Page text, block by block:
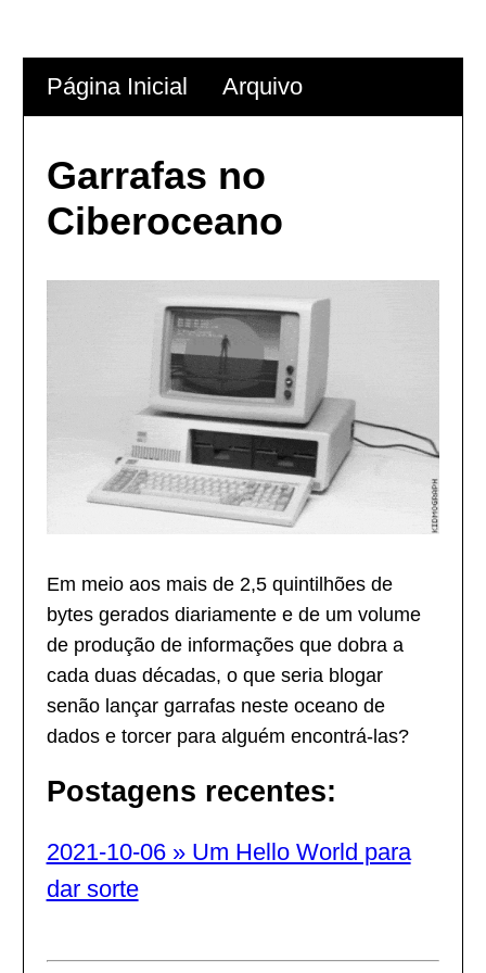
Página Inicial Arquivo
Garrafas no
Ciberoceano
Em meio aos mais de 2,5 quintilhões de
bytes gerados diariamente e de um volume
de produção de informações que dobra a
cada duas décadas, o que seria blogar
senão lançar garrafas neste oceano de
dados e torcer para alguém encontrá-las?
Postagens recentes:
2021-10-06 » Um Hello World para
dar sorte